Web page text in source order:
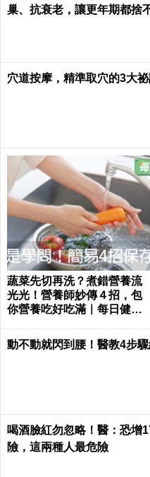
巢、抗衰老，讓更年期都捨
穴道按摩，精準取穴的3大
蔬菜先切再洗？煮錯營養流
光光！營養師妙傳４招，包
你營養吃好吃滿｜每日健康
動不動就閃到腰！醫教4步
喝酒臉紅勿忽略！醫：恐增
險，這兩種人最危險